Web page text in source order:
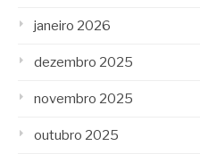
janeiro 2026
dezembro 2025
novembro 2025
outubro 2025